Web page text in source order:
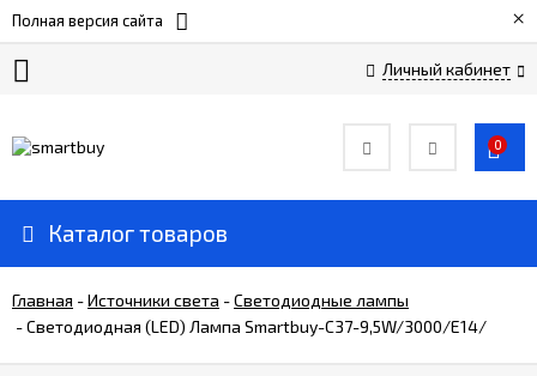
Полная версия сайта ×
Личный кабинет
0
Каталог товаров
Главная -Источники света -Светодиодные лампы
-Светодиодная (LED) Лампа Smartbuy-C37-9,5W/3000/E14/